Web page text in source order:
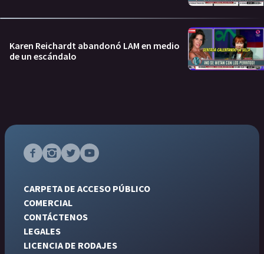
Karen Reichardt abandonó LAM en medio
de un escándalo
CARPETA DE ACCESO PÚBLICO
COMERCIAL
CONTÁCTENOS
LEGALES
LICENCIA DE RODAJES